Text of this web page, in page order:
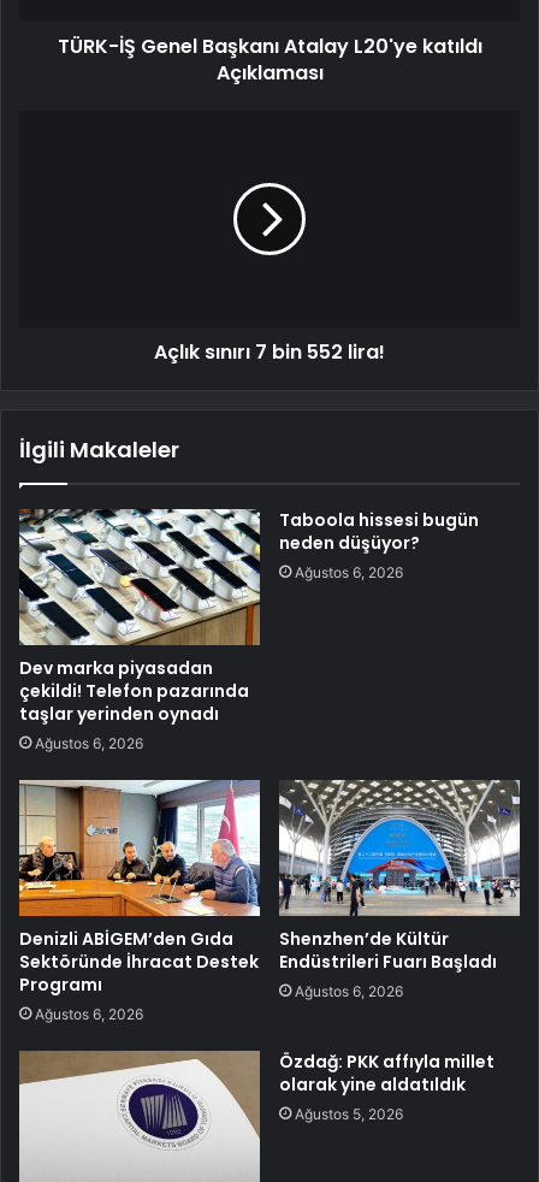
TÜRK-İŞ Genel Başkanı Atalay L20'ye katıldı
Açıklaması
Açlık sınırı 7 bin 552 lira!
İlgili Makaleler
Dev marka piyasadan
çekildi! Telefon pazarında
taşlar yerinden oynadı
Ağustos 6, 2026
Taboola hissesi bugün
neden düşüyor?
Ağustos 6, 2026
Denizli ABİGEM’den Gıda
Sektöründe İhracat Destek
Programı
Ağustos 6, 2026
Shenzhen’de Kültür
Endüstrileri Fuarı Başladı
Ağustos 6, 2026
Özdağ: PKK affıyla millet
olarak yine aldatıldık
Ağustos 5, 2026